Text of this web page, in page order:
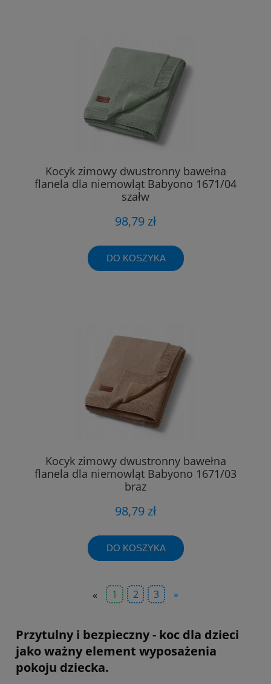
Kocyk zimowy dwustronny bawełna
flanela dla niemowląt Babyono 1671/04
szałw
98,79 zł
DO KOSZYKA
Kocyk zimowy dwustronny bawełna
flanela dla niemowląt Babyono 1671/03
brąz
98,79 zł
DO KOSZYKA
« 1 2 3 »
Przytulny i bezpieczny - koc dla dzieci
jako ważny element wyposażenia
pokoju dziecka.